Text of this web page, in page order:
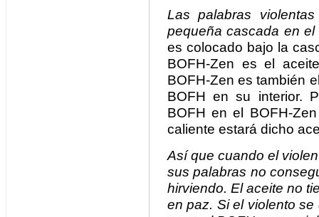
Las palabras
pequeña cascada en el
es colocado bajo la
BOFH-Zen es el
BOFH-Zen es también
BOFH en su interior.
BOFH en el BOFH-
caliente estará dicho
Así que cuando el
sus palabras no
hirviendo. El aceite no
en paz. Si el violento